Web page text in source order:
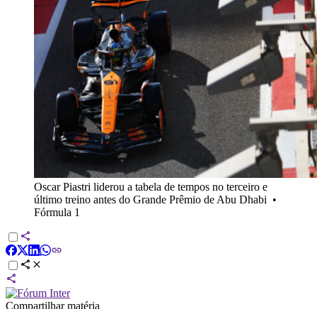
Oscar Piastri liderou a tabela de tempos no terceiro e
último treino antes do Grande Prêmio de Abu Dhabi •
Fórmula 1
Compartilhar matéria